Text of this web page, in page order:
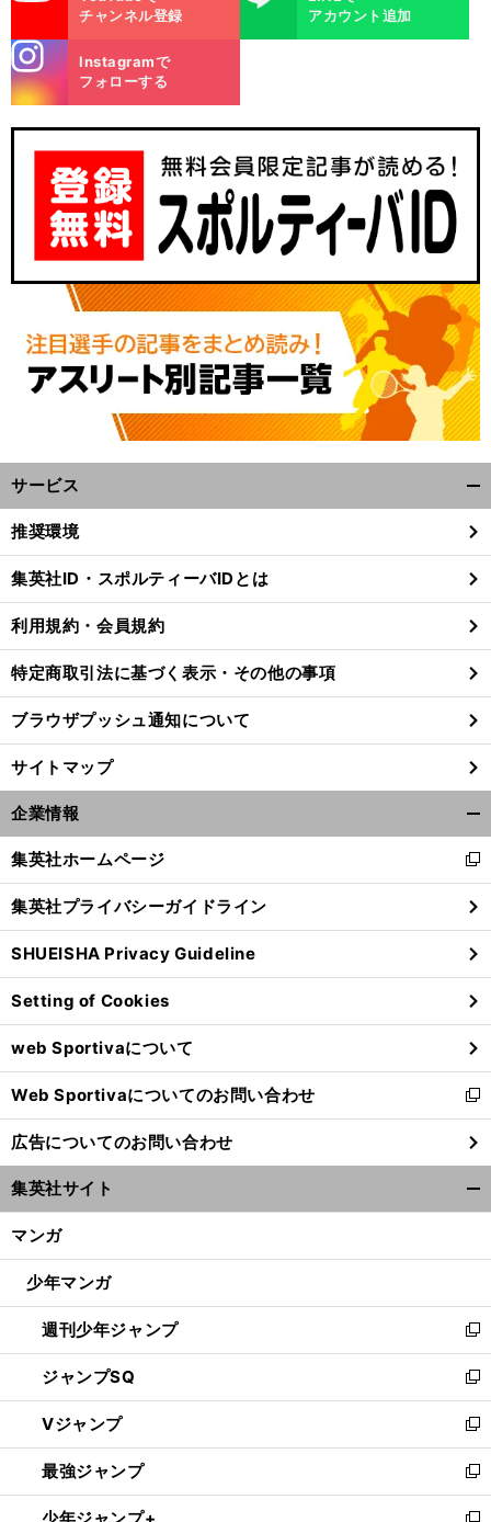
・
前
へ
チャンネル登録
アカウント追加
m
Instagramで
フォローする
サービス
閉
る
推奨環境
集英社ID・スポルティーバIDとは
利用規約・会員規約
特定商取引法に基づく表示・その他の事項
ブラウザプッシュ通知について
サイトマップ
企業情報
閉
る
集英社ホームページ
新
し
い
ウ
ィ
ン
ド
ウ
で
開
く
集英社プライバシーガイドライン
SHUEISHA Privacy Guideline
Setting of Cookies
web Sportivaについて
Web Sportivaについてのお問い合わせ
新
し
い
ウ
ィ
ン
ウ
開
く
広告についてのお問い合わせ
集英社サイト
マンガ
少年マンガ
週刊少年ジャンプ
新
し
い
ウ
ィ
ン
ド
ウ
ジャンプSQ
新
し
い
ウ
ィ
ン
Vジャンプ
新
し
い
ウ
最強ジャンプ
新
し